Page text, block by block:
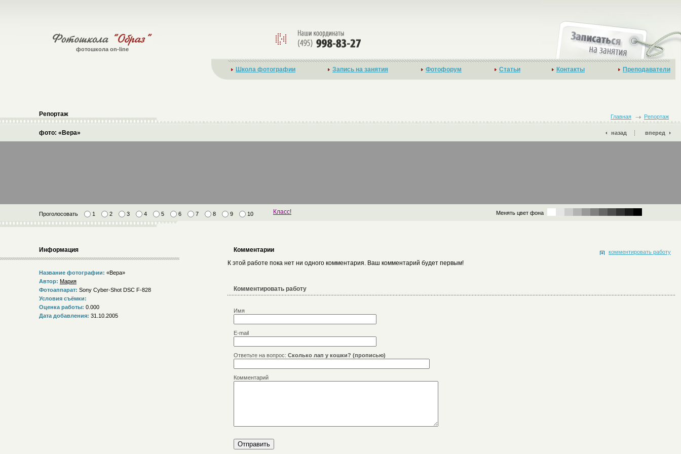
фотошкола on-line
Школа фотографии Запись на занятия Фотофорум Статьи Контакты Преподаватели
Главная Репортаж
Репортаж
назад вперед
фото: «Вера»
Проголосовать 1 2 3 4 5 6 7 8 9 10 Класс! Менять цвет фона
Информация
Название фотографии: «Вера»
Автор: Мария
Фотоаппарат: Sony Cyber-Shot DSC F-828
Условия съёмки:
Оценка работы: 0.000
Дата добавления: 31.10.2005
комментировать работу
Комментарии
К этой работе пока нет ни одного комментария. Ваш комментарий будет первым!
Комментировать работу
Имя
E-mail
Ответьте на вопрос: Сколько лап у кошки? (прописью)
Комментарий